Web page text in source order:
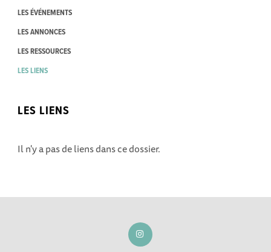
LES ÉVÉNEMENTS
LES ANNONCES
LES RESSOURCES
LES LIENS
LES LIENS
Il n'y a pas de liens dans ce dossier.